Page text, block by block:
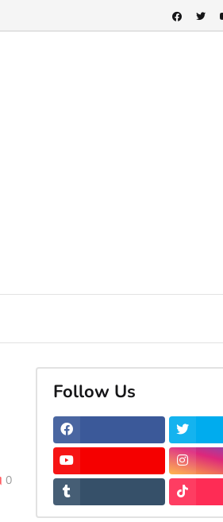
0
Follow Us